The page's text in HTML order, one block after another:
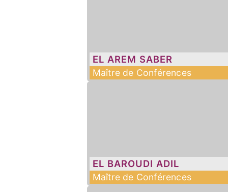
EL AREM SABER
Maître de Conférences
EL BAROUDI ADIL
Maître de Conférences